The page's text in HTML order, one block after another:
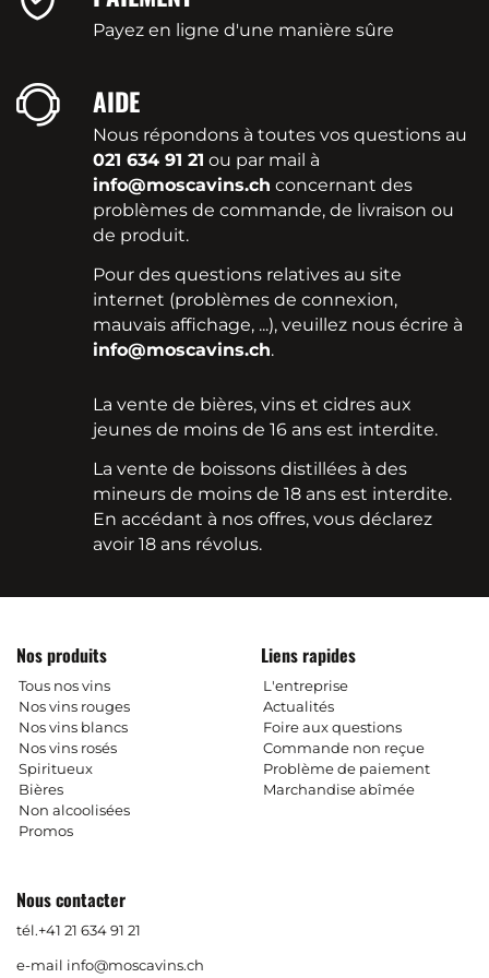
Payez en ligne d'une manière sûre
AIDE
Nous répondons à toutes vos questions au
021 634 91 21 ou par mail à
info@moscavins.ch concernant des
problèmes de commande, de livraison ou
de produit.
Pour des questions relatives au site
internet (problèmes de connexion,
mauvais affichage, ...), veuillez nous écrire à
info@moscavins.ch.
La vente de bières, vins et cidres aux
jeunes de moins de 16 ans est interdite.
La vente de boissons distillées à des
mineurs de moins de 18 ans est interdite.
En accédant à nos offres, vous déclarez
avoir 18 ans révolus.
Nos produits
Tous nos vins
Nos vins rouges
Nos vins blancs
Nos vins rosés
Spiritueux
Bières
Non alcoolisées
Promos
Liens rapides
L'entreprise
Actualités
Foire aux questions
Commande non reçue
Problème de paiement
Marchandise abîmée
Nous contacter
tél.+41 21 634 91 21
e-mail info@moscavins.ch